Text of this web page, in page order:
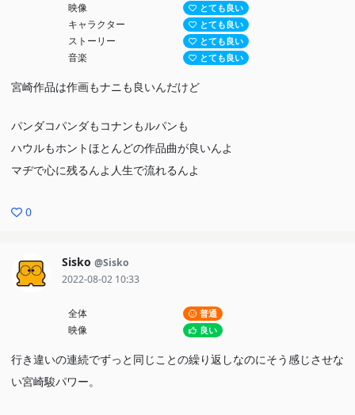
映像 とても良い
キャラクター とても良い
ストーリー とても良い
音楽 とても良い
宮崎作品は作画もナニも良いんだけど
パンダコパンダもコナンもルパンも
ハウルもホントほとんどの作品曲が良いんよ
マヂで心に残るんよ人生で流れるんよ
0
Sisko @Sisko
2022-08-02 10:33
全体 普通
映像 良い
行き違いの連続でずっと同じことの繰り返しなのにそう感じさせな
い宮崎駿パワー。